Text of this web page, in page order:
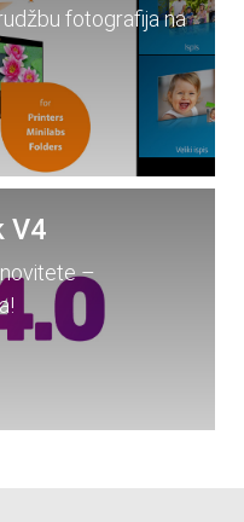
fotografija na
V4
–